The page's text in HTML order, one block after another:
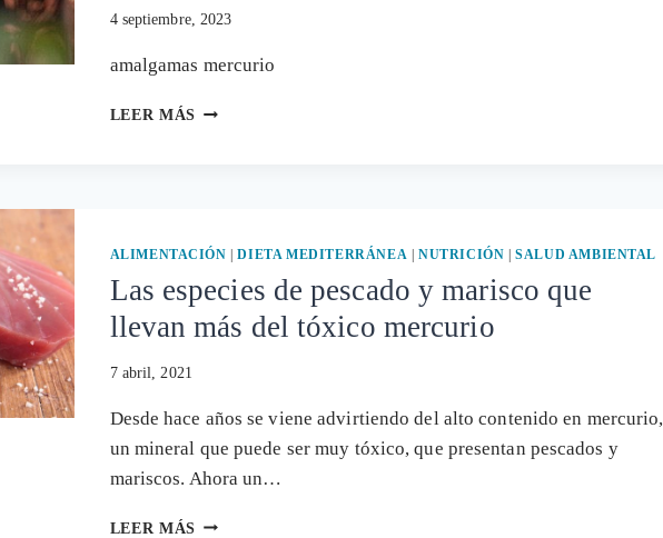
4 septiembre, 2023
amalgamas mercurio
LEER MÁS LA
DENTALES
2025
ALIMENTACIÓN |DIETA MEDITERRÁNEA NUTRICIÓN |SALUD AMBIENTAL
Las especies de pescado y marisco que
llevan más del tóxico mercurio
7 abril, 2021
Desde hace años se viene advirtiendo del alto contenido en mercurio,
un mineral que puede ser muy tóxico, que presentan pescados y
mariscos. Ahora un…
LEER MÁS LAS